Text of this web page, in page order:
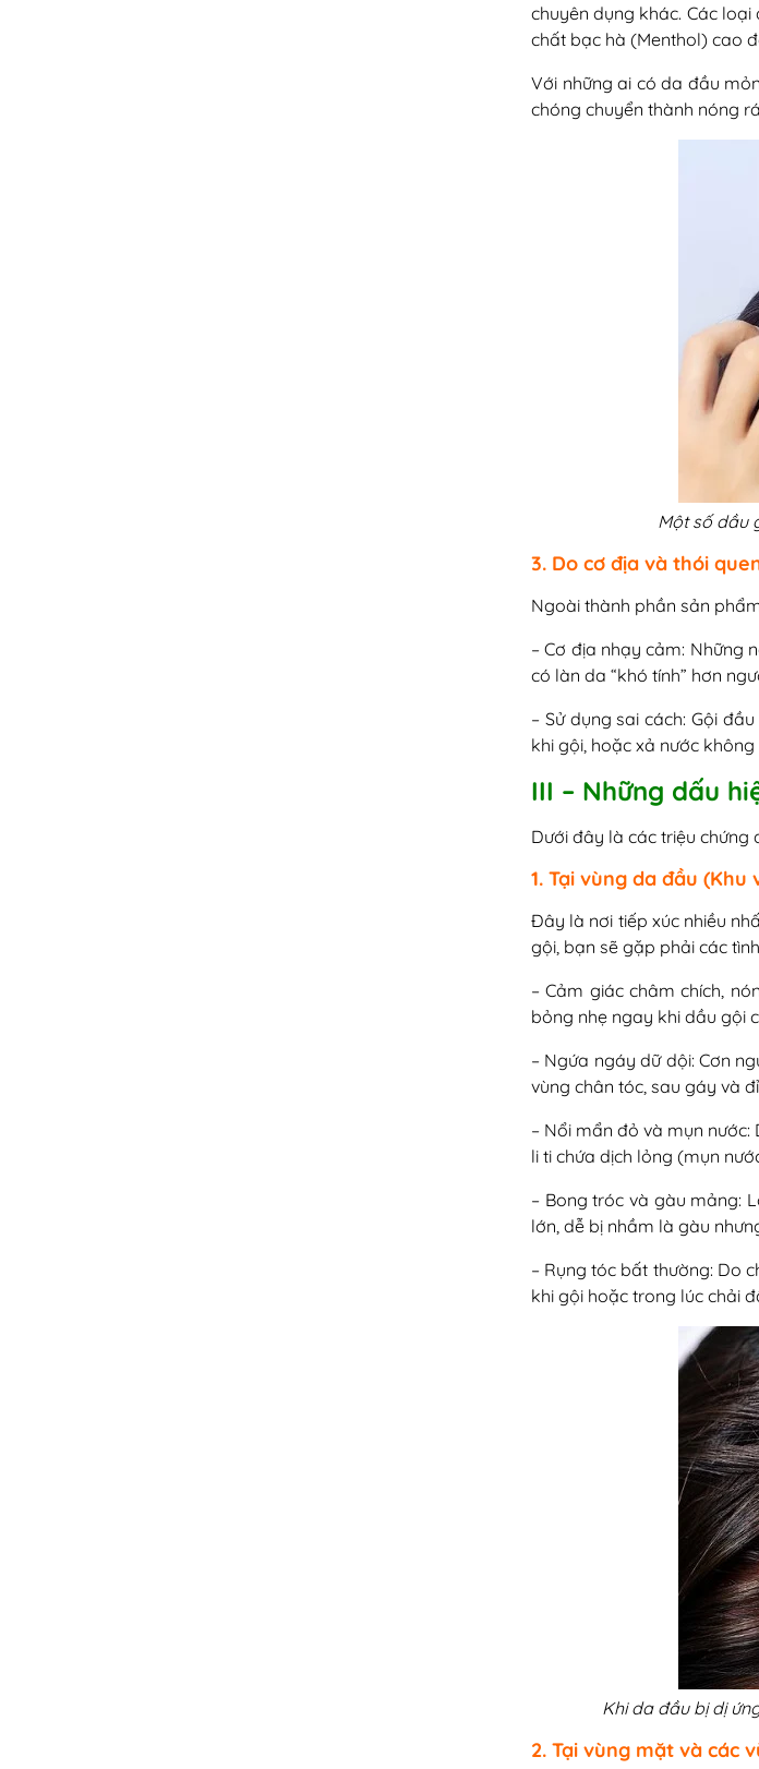
chuyên dụng khác. Các
chất bạc hà (Menthol) cao
Với những ai có da đầu
chóng chuyển thành nóng
Một số dầu
3. Do cơ địa và thói
Ngoài thành phần sản
– Cơ địa nhạy cảm: Những
có làn da “khó tính” hơn
– Sử dụng sai cách: Gội
khi gội, hoặc xả nước
III – Những dấu
Dưới đây là các triệu chứng
1. Tại vùng da đầu
Đây là nơi tiếp xúc nhiều
gội, bạn sẽ gặp phải các
– Cảm giác châm chích,
bỏng nhẹ ngay khi dầu gội
– Ngứa ngáy dữ dội: Cơn
vùng chân tóc, sau gáy và
– Nổi mẩn đỏ và mụn
li ti chứa dịch lỏng (mụn
– Bong tróc và gàu mảng:
lớn, dễ bị nhầm là gàu
– Rụng tóc bất thường: Do
khi gội hoặc trong lúc chải
Khi da đầu bị dị
2. Tại vùng mặt và các